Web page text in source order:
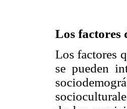
Los factores
Los factores
se pueden